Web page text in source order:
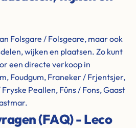
Folsgare / Folsgeare, maar ook
wijken en plaatsen. Zo kunt
een directe verkoop in
Foudgum, Franeker / Frjentsjer,
Peallen, Fûns / Fons, Gaast
(FAQ) - Leco